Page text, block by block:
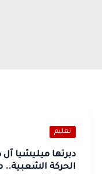
تعليم
دبرتها ميليشيا
الحركة الشعبية..